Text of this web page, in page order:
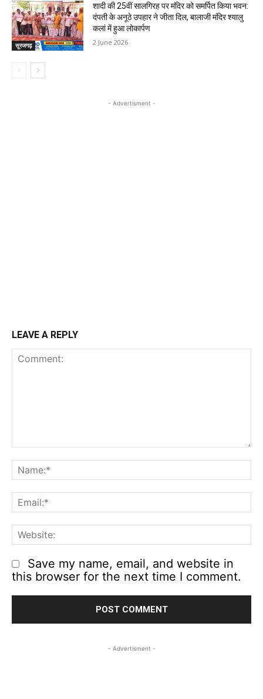
सूरजगढ़
शादी की 25वीं सालगिरह पर मंदिर को समर्पित किया भवन:
दंपती के अनूठे उपहार ने जीता दिल, बालाजी मंदिर श्यालु
कलां में हुआ लोकार्पण
2 June 2026
- Advertisment -
LEAVE A REPLY
Save my name, email, and website in
this browser for the next time I comment.
- Advertisment -